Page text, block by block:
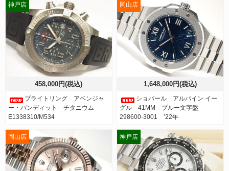
458,000円(税込)
ブライトリング アベンジャ
ー・バンディット チタニウム
E1338310/M534
神戸店
1,648,000円(税込)
ショパール アルパイン イー
グル 41MM ブルー文字盤
298600-3001 ’22年
岡山店
岡山店 神戸店